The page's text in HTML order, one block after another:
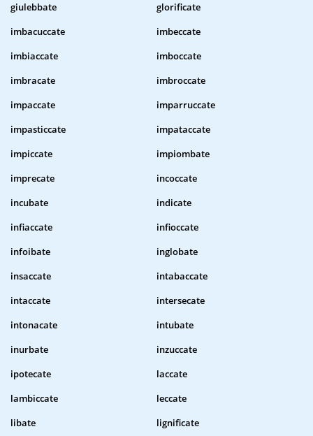
giulebbate
glorificate
imbacuccate
imbeccate
imbiaccate
imboccate
imbracate
imbroccate
impaccate
imparruccate
impasticcate
impataccate
impiccate
impiombate
imprecate
incoccate
incubate
indicate
infiaccate
infioccate
infoibate
inglobate
insaccate
intabaccate
intaccate
intersecate
intonacate
intubate
inurbate
inzuccate
ipotecate
laccate
lambiccate
leccate
libate
lignificate